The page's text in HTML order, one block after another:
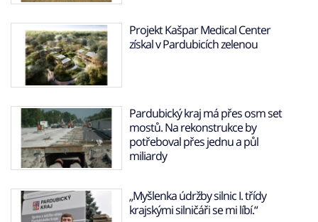
Projekt Kašpar Medical Center
získal v Pardubicích zelenou
Pardubický kraj má přes osm set
mostů. Na rekonstrukce by
potřeboval přes jednu a půl
miliardy
„Myšlenka údržby silnic I. třídy
krajskými silničáři se mi líbí.“